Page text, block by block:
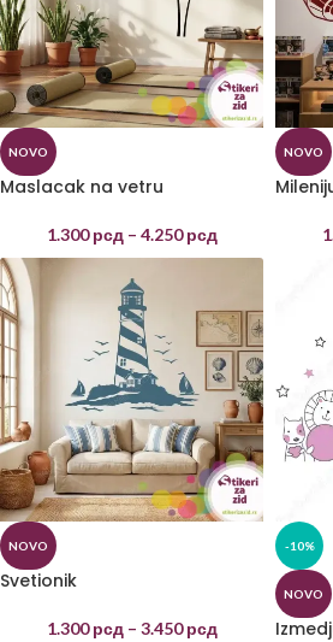
NOVO
Maslacak na vetru
1.300рсд – 4.250рсд
NOVO
NOVO
Svetionik
1.300рсд – 3.450рсд
-10%
NOVO